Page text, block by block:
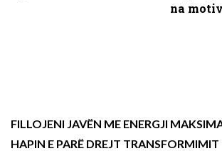
na
FILLOJENI JAVËN ME ENERGJI
HAPIN E PARË DREJT